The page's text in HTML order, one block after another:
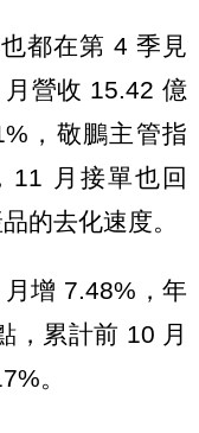
都在第 4 季見
營收 15.42 億
，敬鵬主管指
11 月接單也回
的去化速度。
增 7.48%，年
，累計前 10 月
。